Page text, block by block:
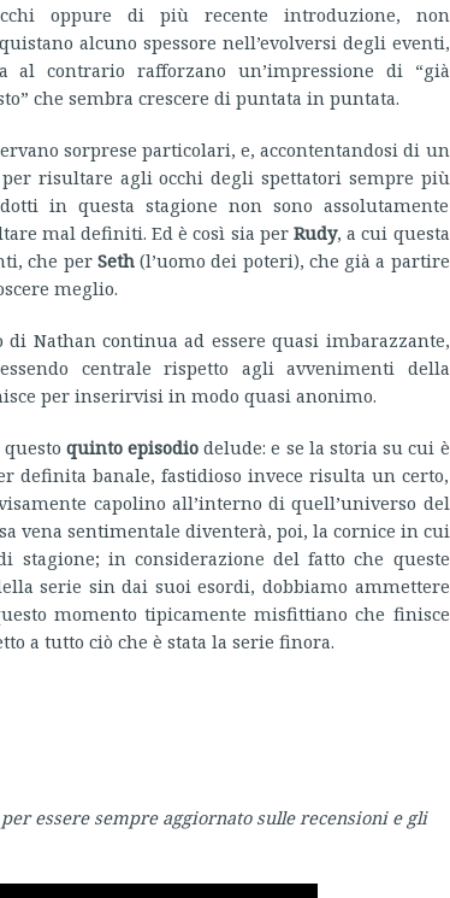
oppure di più recente introduzione, non
alcuno spessore nell’evolversi degli eventi,
al contrario rafforzano un’impressione di “già
che sembra crescere di puntata in puntata.
sorprese particolari, e, accontentandosi di un
risultare agli occhi degli spettatori sempre più
in questa stagione non sono assolutamente
mal definiti. Ed è così sia per Rudy, a cui questa
che per Seth(l’uomo dei poteri), che già a partire
meglio.
Nathan continua ad essere quasi imbarazzante,
centrale rispetto agli avvenimenti della
per inserirvisi in modo quasi anonimo.
quinto episodiodelude: e se la storia su cui è
definita banale, fastidioso invece risulta un certo,
capolino all’interno di quell’universo del
vena sentimentale diventerà, poi, la cornice in cui
stagione; in considerazione del fatto che queste
serie sin dai suoi esordi, dobbiamo ammettere
momento tipicamente misfittiano che finisce
a tutto ciò che è stata la serie finora.
per essere sempre aggiornato sulle recensioni e gli